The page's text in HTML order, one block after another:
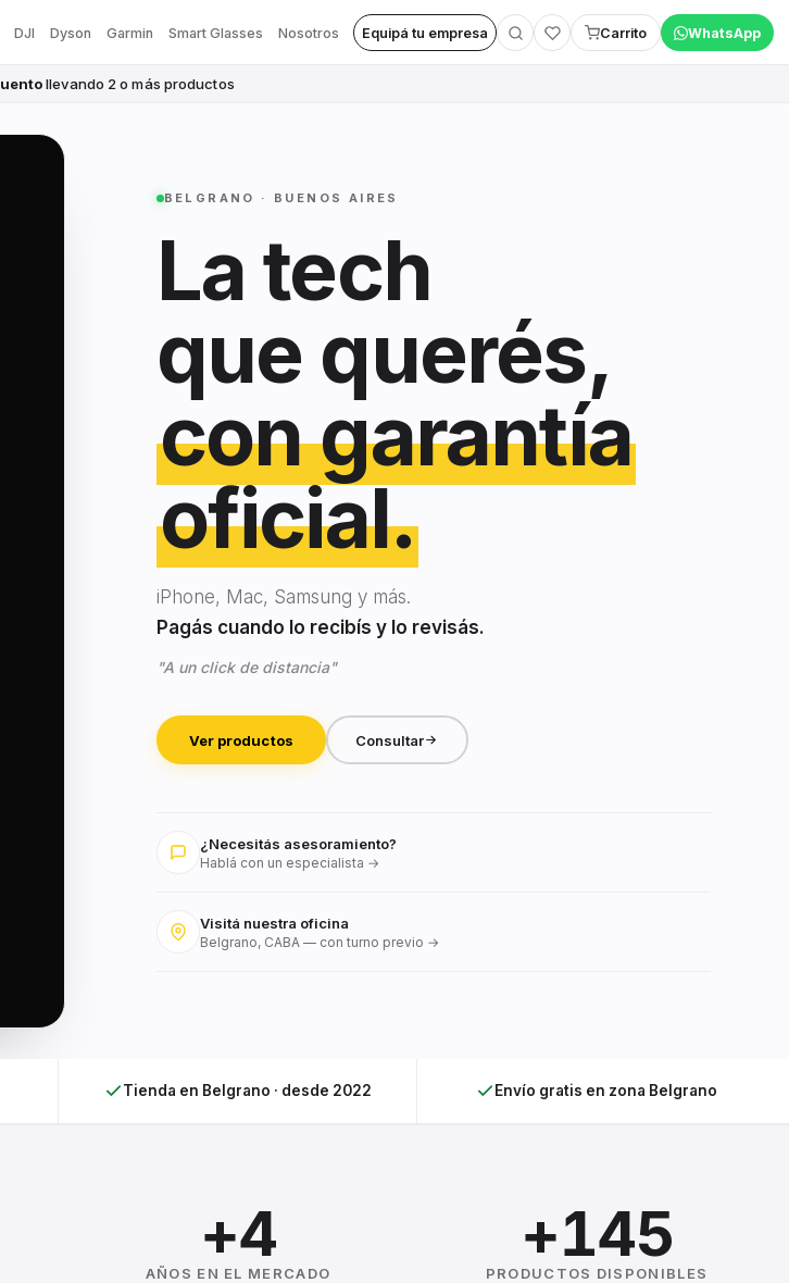
DJI Dyson Garmin Smart Glasses Nosotros Equipá tu empresa Carrito WhatsApp
llevando 2 o más productos
BELGRANO · BUENOS AIRES
La tech
que querés,
con garantía
oficial.
iPhone, Mac, Samsung y más.
Pagás cuando lo recibís y lo revisás.
"A un click de distancia"
Ver productos Consultar
¿Necesitás asesoramiento?
Hablá con un especialista →
Visitá nuestra oficina
Belgrano, CABA — con turno previo →
Tienda en Belgrano · desde 2022 Envío gratis en zona Belgrano
+4
AÑOS EN EL MERCADO
+145
PRODUCTOS DISPONIBLES